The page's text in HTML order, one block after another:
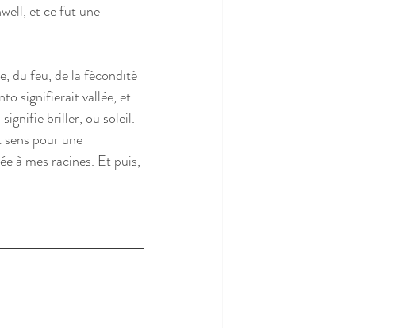
et ce fut une
du feu, de la fécondité
signifierait vallée, et
briller, ou soleil.
pour une
à mes racines. Et puis,